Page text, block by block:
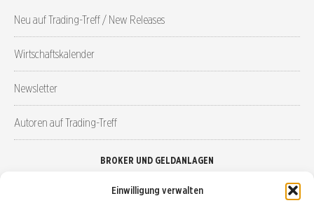
Einwilligung verwalten
Neu auf Trading-Treff / New Releases
Wirtschaftskalender
Newsletter
Autoren auf Trading-Treff
BROKER UND GELDANLAGEN